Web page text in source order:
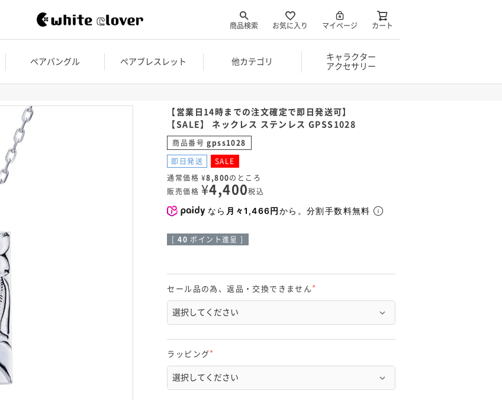
商品検索 お気に入り マイページ カート
ペアバングル ペアブレスレット 他カテゴリ
キャラクター
アクセサリー
【営業日14時までの注文確定で即日発送可】
【SALE】 ネックレス ステンレス GPSS1028
商品番号 gpss1028
即日発送 SALE
通常価格 ¥8,800のところ
販売価格 ¥4,400税込
なら 月々1,466円から。分割手数料無料
[ 40 ポイント進呈 ]
セール品の為、返品・交換できません
)
ラッピング
須
)